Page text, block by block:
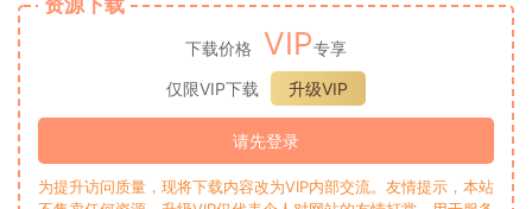
下载价格 VIP专享
仅限VIP下载
升级VIP
请先登录
为提升访问质量，现将下载内容改为VIP内部交流。友情提示，本站